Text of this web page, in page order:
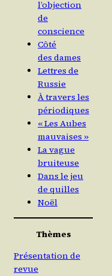
l’objection
de
conscience
Côté
des dames
Lettres de
Russie
À travers les
périodiques
« Les Aubes
mauvaises »
La vague
bruiteuse
Dans le jeu
de quilles
Noël
Thèmes
Présentation de
revue